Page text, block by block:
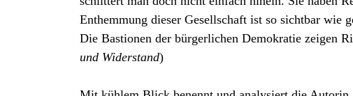
Enthemmung dieser Gesellschaft ist so sichtbar wie
Die Bastionen der bürgerlichen Demokratie zeigen
und Widerstand)